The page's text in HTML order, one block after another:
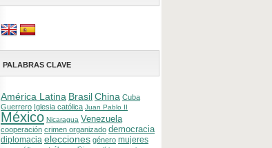
PALABRAS CLAVE
América Latina BrasilChina Cuba
Guerrero Iglesia católica Juan Pablo II
México Nicaragua Venezuela
cooperación crimen organizado democracia
diplomacia elecciones género mujeres